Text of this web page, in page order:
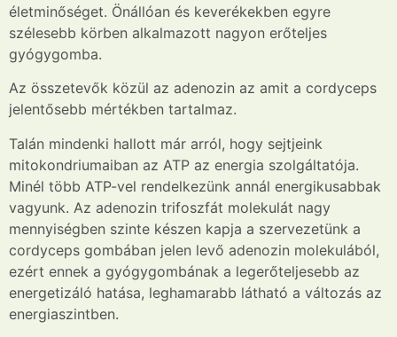
életminőséget. Önállóan és keverékekben egyre
szélesebb körben alkalmazott nagyon erőteljes
gyógygomba.
Az összetevők közül az adenozin az amit a cordyceps
jelentősebb mértékben tartalmaz.
Talán mindenki hallott már arról, hogy sejtjeink
mitokondriumaiban az ATP az energia szolgáltatója.
Minél több ATP-vel rendelkezünk annál energikusabbak
vagyunk. Az adenozin trifoszfát molekulát nagy
mennyiségben szinte készen kapja a szervezetünk a
cordyceps gombában jelen levő adenozin molekulából,
ezért ennek a gyógygombának a legerőteljesebb az
energetizáló hatása, leghamarabb látható a változás az
energiaszintben.